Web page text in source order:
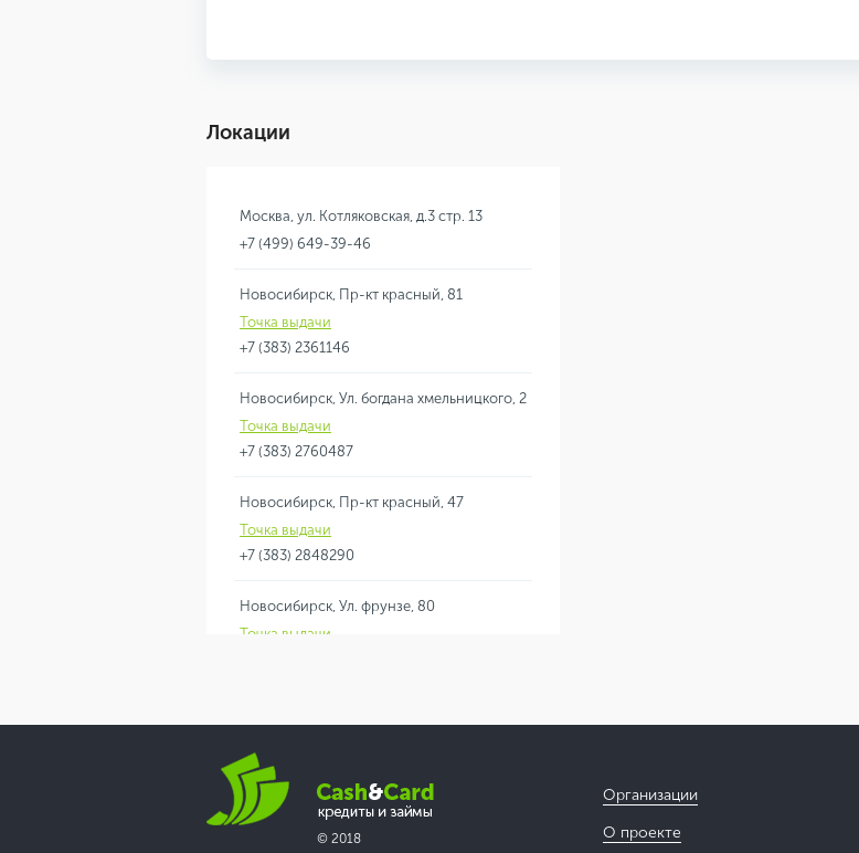
Локации
Москва, ул. Котляковская, д.3 стр. 13
+7 (499) 649-39-46
Новосибирск, Пр-кт красный, 81
Точка выдачи
+7 (383) 2361146
Новосибирск, Ул. богдана хмельницкого, 2
Точка выдачи
+7 (383) 2760487
Новосибирск, Пр-кт красный, 47
Точка выдачи
+7 (383) 2848290
Новосибирск, Ул. фрунзе, 80
Точка выдачи
+7 (383) 3631393
© 2018
Организации
О проекте